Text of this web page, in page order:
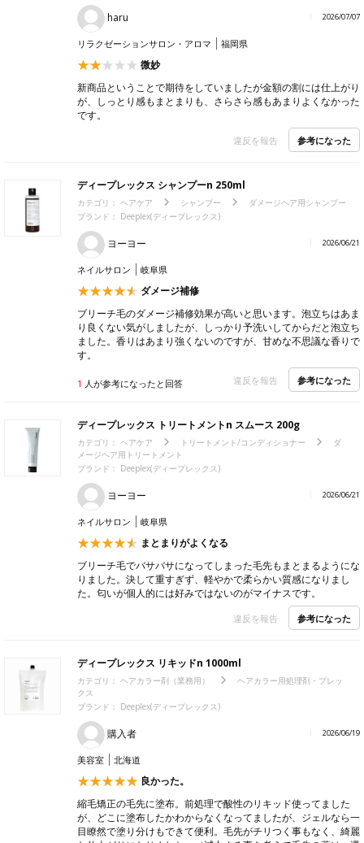
haru 2026/07/07
リラクゼーションサロン・アロマ 福岡県
微妙
新商品ということで期待をしていましたが金額の割には仕上がり
が、しっとり感もまとまりも、さらさら感もあまりよくなかった
です。
違反を報告 参考になった
ディープレックス シャンプーn 250ml
カテゴリ： ヘアケア シャンプー
ダメージヘア用シャンプー
ブランド： Deeplex(ディープレックス)
ヨーヨー 2026/06/21
ネイルサロン 岐阜県
ダメージ補修
ブリーチ毛のダメージ補修効果が高いと思います。泡立ちはあま
り良くない気がしましたが、しっかり予洗いしてからだと泡立ち
ました。香りはあまり強くないのですが、甘めな不思議な香りで
す。
1 人が参考になったと回答 違反を報告 参考になった
ディープレックス トリートメントn スムース 200g
カテゴリ： ヘアケア トリートメント/コンディショナー
ダ
メージヘア用トリートメント
ブランド： Deeplex(ディープレックス)
ヨーヨー 2026/06/21
ネイルサロン 岐阜県
まとまりがよくなる
ブリーチ毛でバサバサになってしまった毛先もまとまるようにな
りました。決して重すぎず、軽やかで柔らかい質感になりまし
た。匂いが個人的には好みではないのがマイナスです。
違反を報告 参考になった
ディープレックス リキッドn 1000ml
カテゴリ： ヘアカラー剤（業務用）
ヘアカラー用処理剤・プレッ
クス
ブランド： Deeplex(ディープレックス)
購入者 2026/06/19
美容室 北海道
良かった。
縮毛矯正の毛先に塗布。前処理で酸性のリキッド使ってました
が、どこに塗布したかわからなくなってましたが、ジェルなら一
目瞭然で塗り分けもできて便利。毛先がチリつく事もなく、綺麗